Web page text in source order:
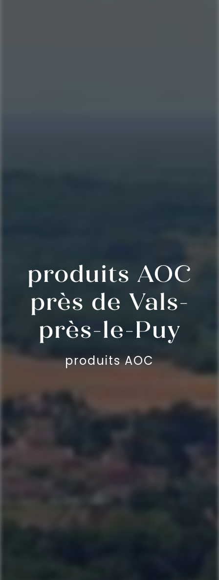
produits AOC
près de Vals-
près-le-Puy
produits AOC